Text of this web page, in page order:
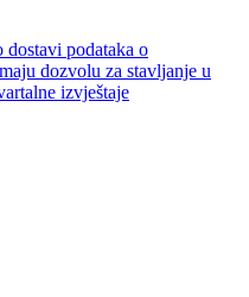
podataka o
dozvolu za stavljanje u
izvještaje